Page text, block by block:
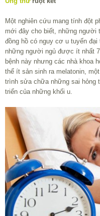
Một nghiên cứu mang tính đột
mới đây cho biết, những người
đồng hồ có nguy cơ u tuyến
những người ngủ được ít nhất
bệnh này nhưng các nhà khoa
thể ít sản sinh ra melatonin,
trình sửa chữa những sai hỏng
triển của những khối u.